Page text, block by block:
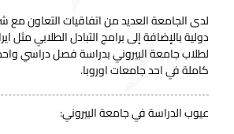
لدى الجامعة العديد من اتفاقيات التعاون
دولية بالإضافة إلى برامج التبادل الطلابي
لطلاب جامعة البيروني بدراسة فصل دراسي
كاملة في احد جامعات اوروبا.
عيوب الدراسة في جامعة البيروني: